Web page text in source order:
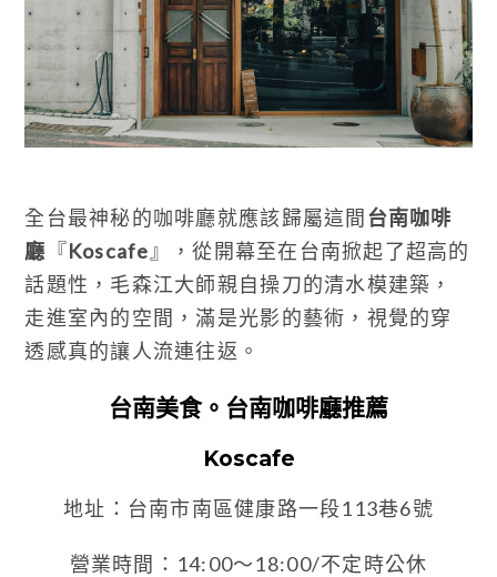
全台最神秘的咖啡廳就應該歸屬這間 台南咖啡
廳 『Koscafe 』，從開幕至在台南掀起了超高的
話題性，毛森江大師親自操刀的清水模建築，
走進室內的空間，滿是光影的藝術，視覺的穿
透感真的讓人流連往返。
台南美食。台南咖啡廳推薦
Koscafe
地址：台南市南區健康路一段113巷6號
營業時間：14:00～18:00/不定時公休